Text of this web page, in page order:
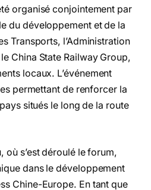
organisé conjointement par
du développement et de la
Transports, l’Administration
China State Railway Group,
locaux. L’événement
permettant de renforcer la
situés le long de la route
où s’est déroulé le forum,
dans le développement
Chine-Europe. En tant que